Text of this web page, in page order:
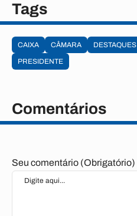
Tags
CAIXA CÂMARA DESTAQUES
PRESIDENTE
Comentários
Seu comentário (Obrigatório)